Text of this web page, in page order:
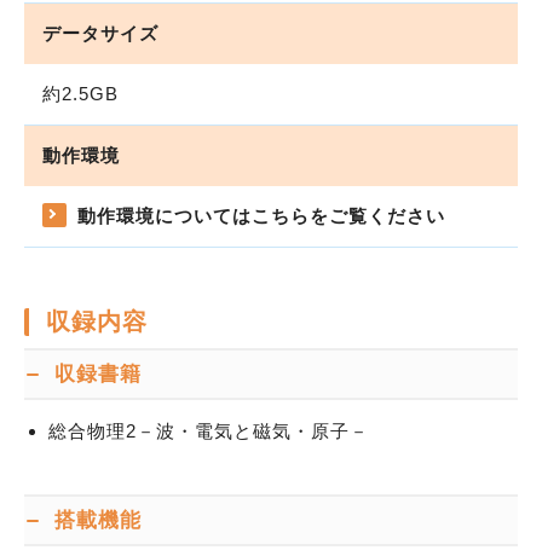
データサイズ
約2.5GB
動作環境
動作環境についてはこちらをご覧ください
収録内容
収録書籍
総合物理2－波・電気と磁気・原子－
搭載機能